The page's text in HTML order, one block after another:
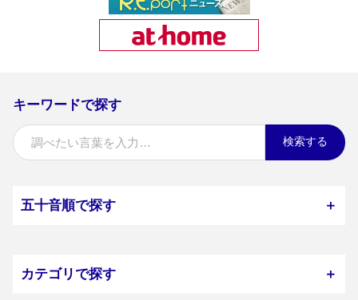
キーワードで探す
検索する
五十音順で探す ＋
カテゴリで探す ＋